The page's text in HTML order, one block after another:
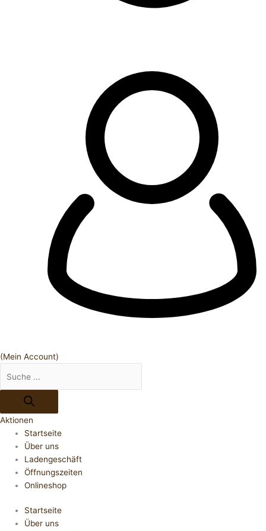
(Mein Account)
Aktionen
Startseite
Über uns
Ladengeschäft
Öffnungszeiten
Onlineshop
Startseite
Über uns